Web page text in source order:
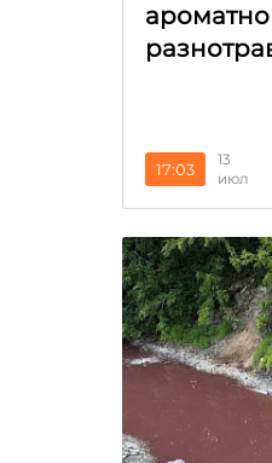
17:03
13
июл